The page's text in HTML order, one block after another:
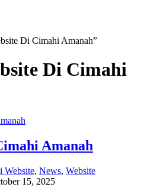
Di Cimahi Amanah”
Di Cimahi
Amanah
Website, News, Website
15, 2025